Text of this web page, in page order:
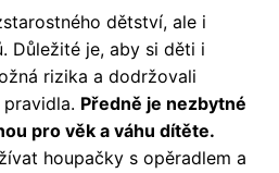
dětství, ale i
Důležité je, aby si děti i
rizika a dodržovali
Předně je nezbytné
pro věk a váhu dítěte.
houpačky s opěradlem a